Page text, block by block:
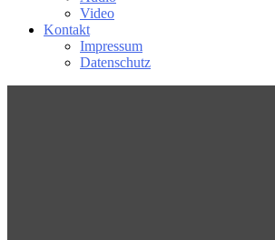
Video
Kontakt
Impressum
Datenschutz